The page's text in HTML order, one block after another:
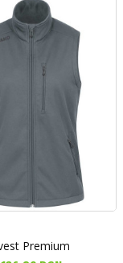
Premium